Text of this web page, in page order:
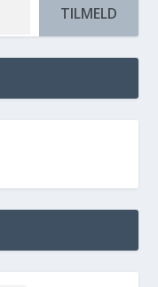
TILMELD